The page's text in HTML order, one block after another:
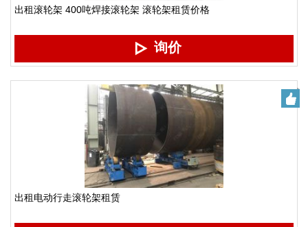
出租滚轮架 400吨焊接滚轮架 滚轮架租赁价格
询价
出租电动行走滚轮架租赁